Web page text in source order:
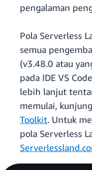
pengalaman
Pola Serverless
semua
(v3.48.0 atau
pada IDE VS
lebih lanjut
memulai,
Toolkit. Untuk
pola Serverless